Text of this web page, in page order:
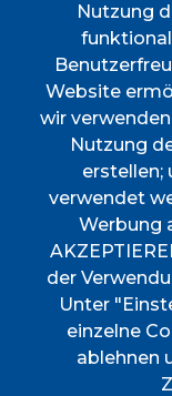
INICI
AJUNTAMENT
DESCOBREIX
VIURE A
TOTES LES
P0702000A.
Plaça
Nutzung
Website
wir
Nutzung
erstellen;
verwendet
Werbung
der
Unter
einzelne
ablehnen